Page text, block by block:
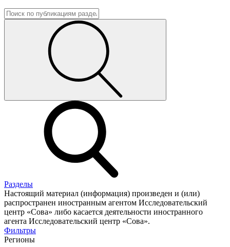
Разделы
Настоящий материал (информация) произведен и (или)
распространен иностранным агентом Исследовательский
центр «Сова» либо касается деятельности иностранного
агента Исследовательский центр «Сова».
Фильтры
Регионы